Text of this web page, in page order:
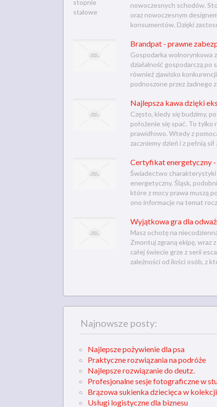
nowoczesnych schodów.
oraz nowoczesnym
konsumentów. Dzięki
Brandpat - prawne
Gospodarka wolnorynkowa
działalność gospodarczą
również zjawisko
podnoszone przez żadnego
Najlepsza kawa dzięki
Często, kiedy się budzimy,
położenie się spać. To
prawidłowo. Wtedy z
zaczniemy dzień i z pełnią
Certyfikat energetyczny -
Świadectwo
energetyczny. Śląsk,
które z mocy prawa muszą
ono informacje na temat
Wyjątkowa gra dla
Masz ochotę na
Zmontuj zgraną ekipę, wraz
całej świecie grze z serii
zależności od ilości osób, z
Najnowsze posty:
Najlepsze pożywienie dla psa
Praktyczne rozwiązania na podróże
Najlepsze rozwiązanie do deutz.
Profesjonalne sesje fotograficzne w
Brązowa sukienka dziecięca w
Usługi logistyczne dla biznesu